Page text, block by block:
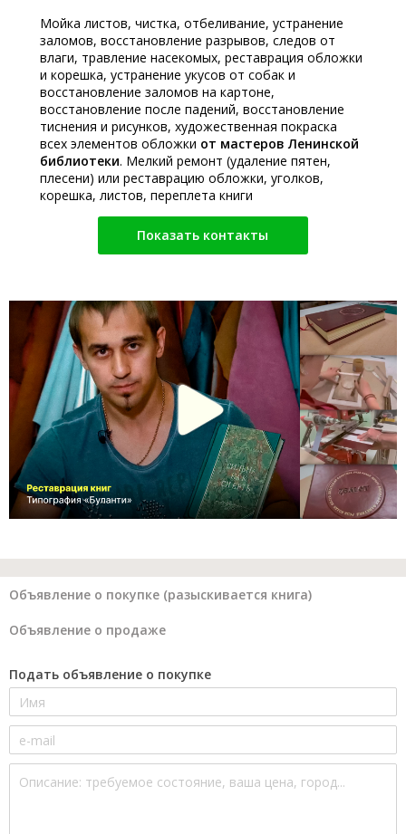
Мойка листов, чистка, отбеливание, устранение
заломов, восстановление разрывов, следов от
влаги, травление насекомых, реставрация обложки
и корешка, устранение укусов от собак и
восстановление заломов на картоне,
восстановление после падений, восстановление
тиснения и рисунков, художественная покраска
всех элементов обложки от мастеров Ленинской
библиотеки. Мелкий ремонт (удаление пятен,
плесени) или реставрацию обложки, уголков,
корешка, листов, переплета книги
Показать контакты
Объявление о покупке (разыскивается книга)
Объявление о продаже
Подать объявление о покупке